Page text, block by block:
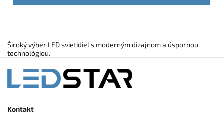
Široký výber LED svietidiel s moderným dizajnom a úspornou
technológiou.
Kontakt